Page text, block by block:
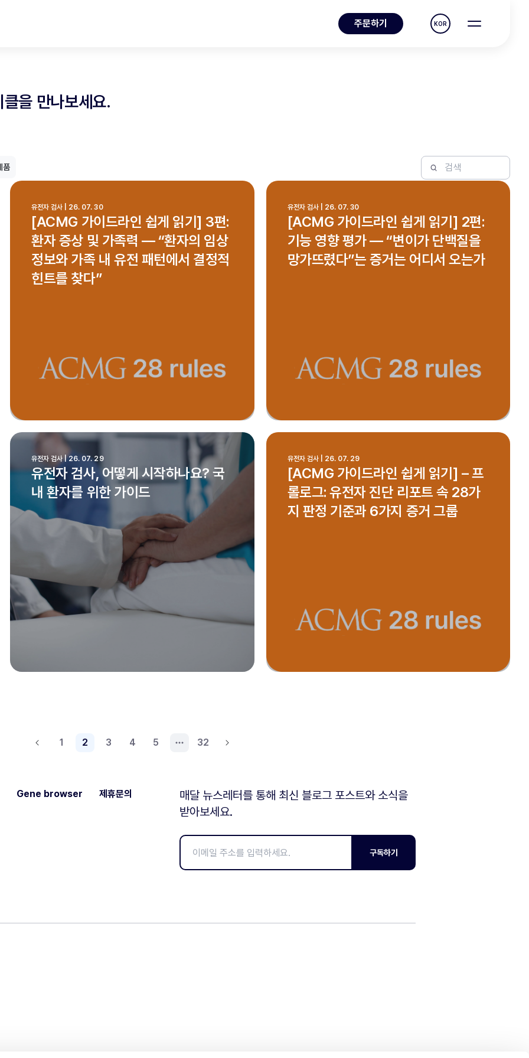
주문하기 KOR
을 만나보세요.
품
[ACMG 가이드라인 쉽게 읽기] 3편:
환자 증상 및 가족력 — “환자의 임상
정보와 가족 내 유전 패턴에서 결정적
힌트를 찾다”
유전자 검사 | 26. 07. 30
[ACMG 가이드라인 쉽게 읽기] 2편:
기능 영향 평가 — “변이가 단백질을
망가뜨렸다”는 증거는 어디서 오는가
유전자 검사 | 26. 07. 30
유전자 검사, 어떻게 시작하나요? 국
내 환자를 위한 가이드
유전자 검사 | 26. 07. 29
[ACMG 가이드라인 쉽게 읽기] – 프
롤로그: 유전자 진단 리포트 속 28가
지 판정 기준과 6가지 증거 그룹
유전자 검사 | 26. 07. 29
1 2 3 4 5 32
Gene browser 제휴문의
매달 뉴스레터를 통해 최신 블로그 포스트와 소식을
받아보세요.
구독하기